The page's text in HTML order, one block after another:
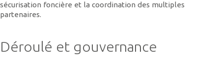
sécurisation foncière et la coordination des multiples
partenaires.
Déroulé et gouvernance